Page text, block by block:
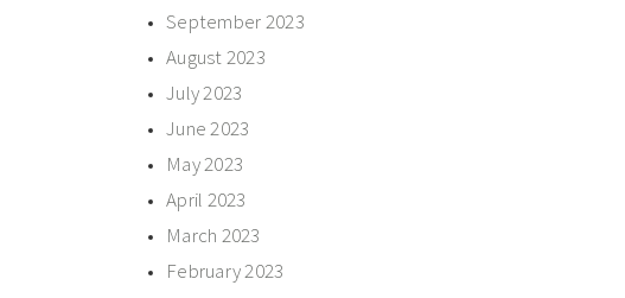
September 2023
August 2023
July 2023
June 2023
May 2023
April 2023
March 2023
February 2023